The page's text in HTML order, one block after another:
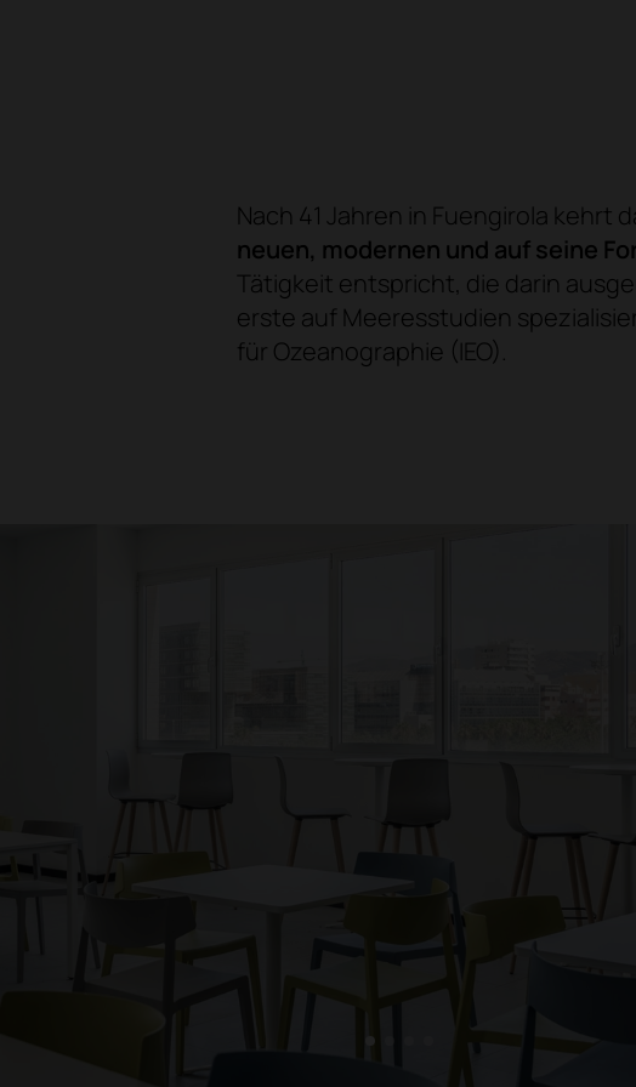
Nach 41 Jahren in Fuengirola
neuen, modernen und auf seine
Tätigkeit entspricht, die darin
erste auf Meeresstudien
für Ozeanographie (IEO).